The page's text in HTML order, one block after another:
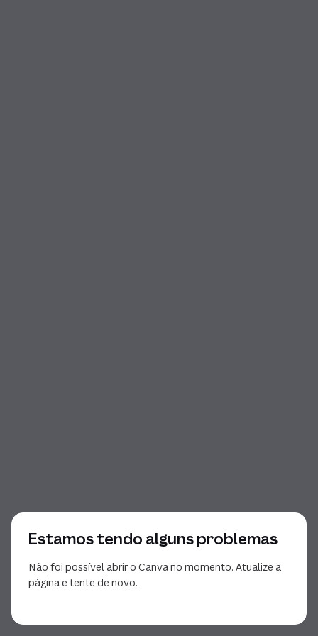
Estamos tendo alguns problemas
Não foi possível abrir o Canva no momento. Atualize a
página e tente de novo.